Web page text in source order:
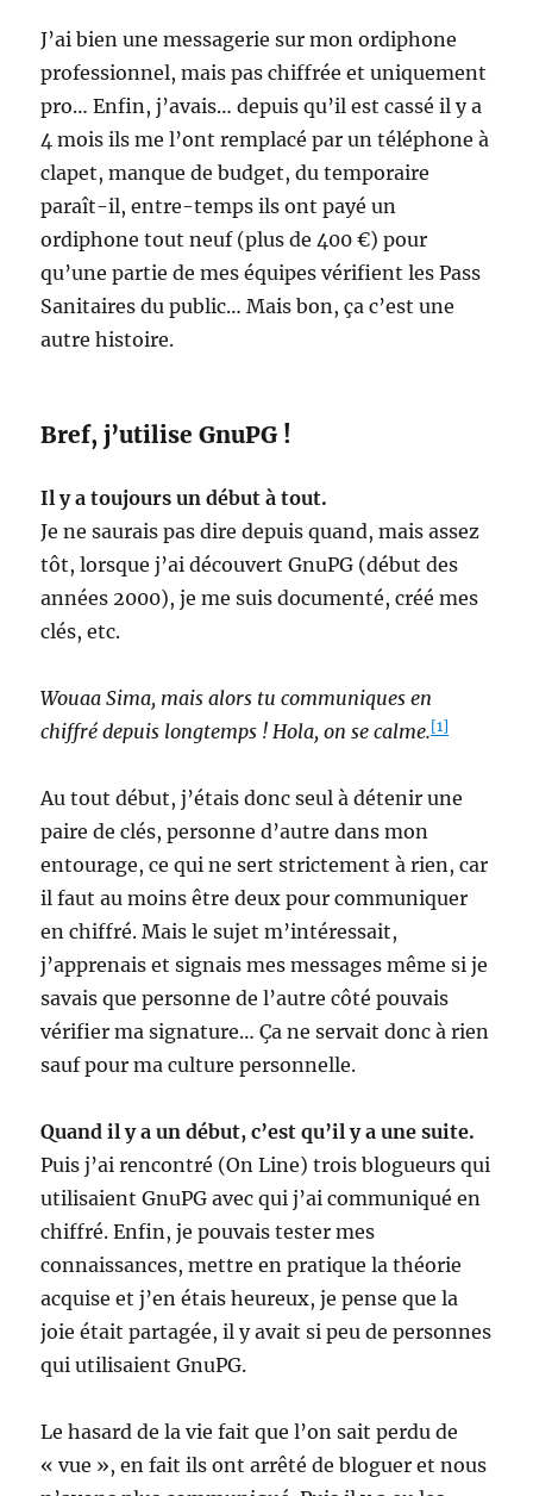
J’ai bien une messagerie sur mon ordiphone
professionnel, mais pas chiffrée et uniquement
pro… Enfin, j’avais… depuis qu’il est cassé il y a
4 mois ils me l’ont remplacé par un téléphone à
clapet, manque de budget, du temporaire
paraît-il, entre-temps ils ont payé un
ordiphone tout neuf (plus de 400 €) pour
qu’une partie de mes équipes vérifient les Pass
Sanitaires du public… Mais bon, ça c’est une
autre histoire.
Bref, j’utilise GnuPG !
Il y a toujours un début à tout.
Je ne saurais pas dire depuis quand, mais assez
tôt, lorsque j’ai découvert GnuPG (début des
années 2000), je me suis documenté, créé mes
clés, etc.
Wouaa Sima, mais alors tu communiques en
chiffré depuis longtemps ! Hola, on se calme.[1]
Au tout début, j’étais donc seul à détenir une
paire de clés, personne d’autre dans mon
entourage, ce qui ne sert strictement à rien, car
il faut au moins être deux pour communiquer
en chiffré. Mais le sujet m’intéressait,
j’apprenais et signais mes messages même si je
savais que personne de l’autre côté pouvais
vérifier ma signature… Ça ne servait donc à rien
sauf pour ma culture personnelle.
Quand il y a un début, c’est qu’il y a une suite.
Puis j’ai rencontré (On Line) trois blogueurs qui
utilisaient GnuPG avec qui j’ai communiqué en
chiffré. Enfin, je pouvais tester mes
connaissances, mettre en pratique la théorie
acquise et j’en étais heureux, je pense que la
joie était partagée, il y avait si peu de personnes
qui utilisaient GnuPG.
Le hasard de la vie fait que l’on sait perdu de
« vue », en fait ils ont arrêté de bloguer et nous